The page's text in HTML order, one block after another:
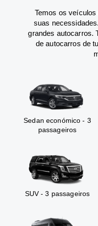
Temos os
suas
grandes autocarros.
de autocarros de
Sedan económico - 3
passageiros
SUV - 3 passageiros